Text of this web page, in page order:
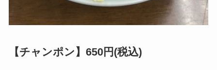
【チャンポン】650円(税込)